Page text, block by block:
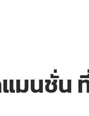
มนชั่น